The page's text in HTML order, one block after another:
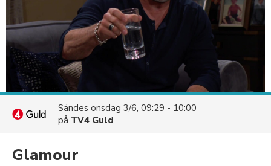
Sändes onsdag 3/6, 09:29 - 10:00
på TV4 Guld
Glamour